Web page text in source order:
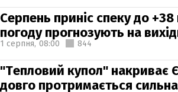
Серпень приніс спеку до +38
погоду прогнозують на
1 серпня, 08:00 844
"Тепловий купол" накриває
довго протримається